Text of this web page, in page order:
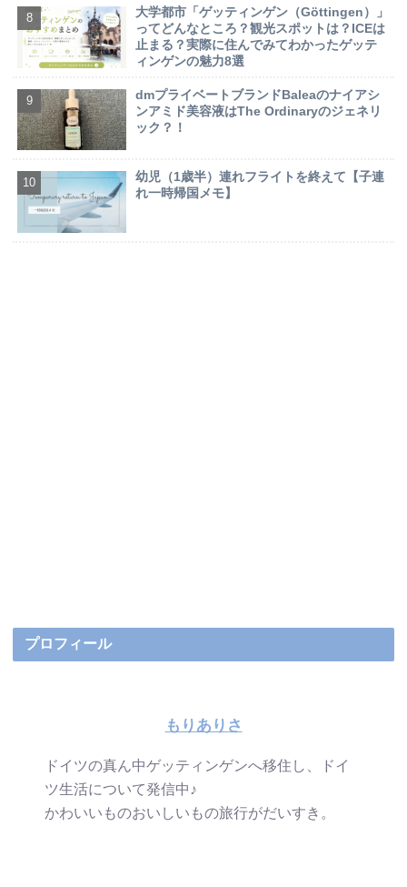
大学都市「ゲッティンゲン（Göttingen）」
ってどんなところ？観光スポットは？ICEは
止まる？実際に住んでみてわかったゲッテ
ィンゲンの魅力8選
dmプライベートブランドBaleaのナイアシ
ンアミド美容液はThe Ordinaryのジェネリ
ック？！
幼児（1歳半）連れフライトを終えて【子連
れ一時帰国メモ】
プロフィール
もりありさ
ドイツの真ん中ゲッティンゲンへ移住し、ドイ
ツ生活について発信中♪
かわいいものおいしいもの旅行がだいすき。